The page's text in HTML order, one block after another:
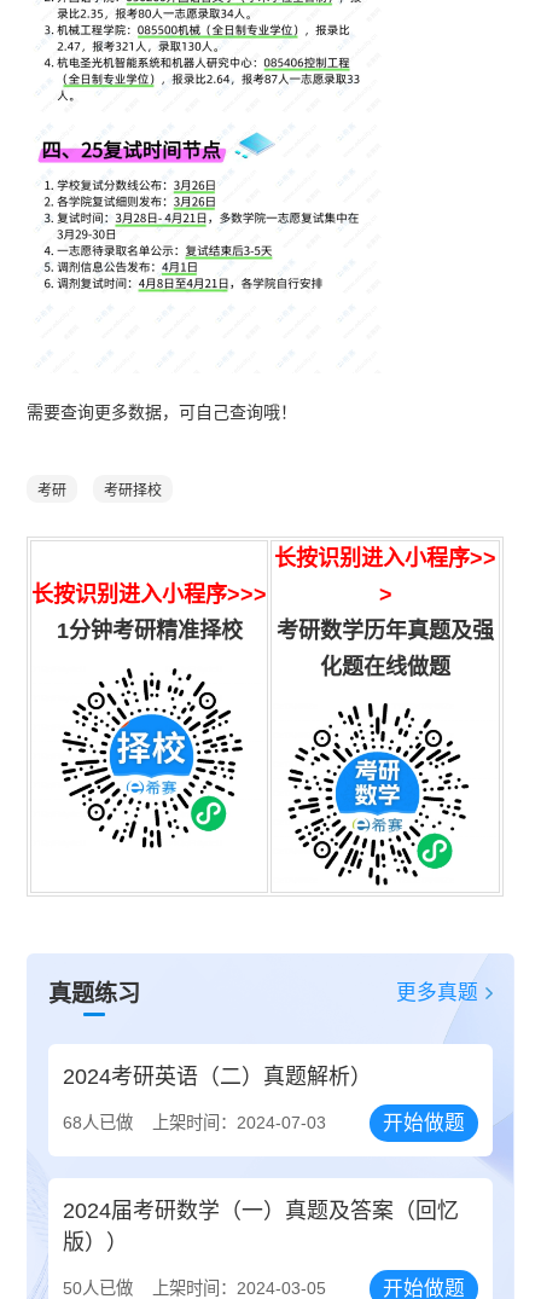
需要查询更多数据，可自己查询哦！
考研 考研择校
长按识别进入小程序>>>
1分钟考研精准择校
长按识别进入小程序>>
>
考研数学历年真题及强
化题在线做题
真题练习 更多真题
2024考研英语（二）真题解析）
68人已做 上架时间：2024-07-03 开始做题
2024届考研数学（一）真题及答案（回忆
版））
50人已做 上架时间：2024-03-05 开始做题